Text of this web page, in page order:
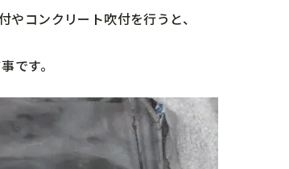
コンクリート吹付を行うと、
です。